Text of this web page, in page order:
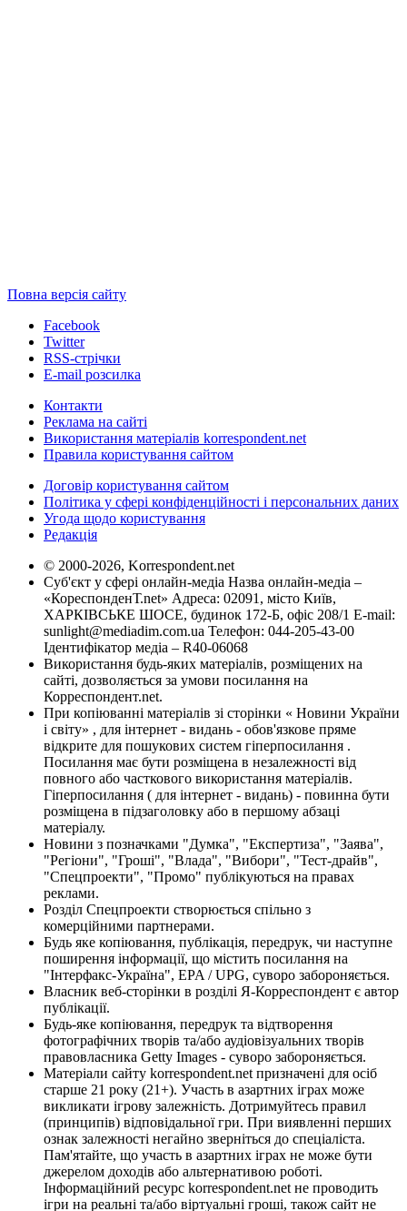
Повна версія сайту
Facebook
Twitter
RSS-стрічки
E-mail розсилка
Контакти
Реклама на сайті
Використання матеріалів korrespondent.net
Правила користування сайтом
Договір користування сайтом
Політика у сфері конфіденційності і персональних даних
Угода щодо користування
Редакція
© 2000-2026, Korrespondent.net
Суб'єкт у сфері онлайн-медіа Назва онлайн-медіа –
«КореспонденТ.net» Адреса: 02091, місто Київ,
ХАРКІВСЬКЕ ШОСЕ, будинок 172-Б, офіс 208/1 E-mail:
sunlight@mediadim.com.ua Телефон: 044-205-43-00
Ідентифікатор медіа – R40-06068
Використання будь-яких матеріалів, розміщених на
сайті, дозволяється за умови посилання на
Корреспондент.net.
При копіюванні матеріалів зі сторінки « Новини України
і світу» , для інтернет - видань - обов'язкове пряме
відкрите для пошукових систем гіперпосилання .
Посилання має бути розміщена в незалежності від
повного або часткового використання матеріалів.
Гіперпосилання ( для інтернет - видань) - повинна бути
розміщена в підзаголовку або в першому абзаці
матеріалу.
Новини з позначками "Думка", "Експертиза", "Заява",
"Регіони", "Гроші", "Влада", "Вибори", "Тест-драйв",
"Спецпроекти", "Промо" публікуються на правах
реклами.
Розділ Спецпроекти створюється спільно з
комерційними партнерами.
Будь яке копіювання, публікація, передрук, чи наступне
поширення інформації, що містить посилання на
"Інтерфакс-Україна", EPA / UPG, суворо забороняється.
Власник веб-сторінки в розділі Я-Корреспондент є автор
публікації.
Будь-яке копіювання, передрук та відтворення
фотографічних творів та/або аудіовізуальних творів
правовласника Getty Images - суворо забороняється.
Матеріали сайту korrespondent.net призначені для осіб
старше 21 року (21+). Участь в азартних іграх може
викликати ігрову залежність. Дотримуйтесь правил
(принципів) відповідальної гри. При виявленні перших
ознак залежності негайно зверніться до спеціаліста.
Пам'ятайте, що участь в азартних іграх не може бути
джерелом доходів або альтернативою роботі.
Інформаційний ресурс korrespondent.net не проводить
ігри на реальні та/або віртуальні гроші, також сайт не